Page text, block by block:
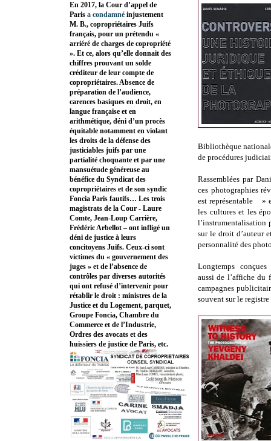
Bibliothèque
de procédures
Rassemblées par
ces photographies
est représentable »
les cultures et les
l’instrumentalisation
sur le droit d’auteur
personnalité des
Longtemps
aussi de l’affiche
campagnes
souvent sur le
En 2017, la Cour d’appel de
Paris a condamné injustement
M. B., copropriétaires Juifs
français, pour un prétendu «
arriéré de charges de copropriété
». Et ce, alors qu’elle donnait des
chiffres prouvant un solde
créditeur de leur compte de
copropriétaires. Absence de
préparation de l’audience,
carences basiques en droit, en
langue française et en
arithmétique, déni d’un procès
équitable notamment en violant
les droits de la défense des
justiciables juifs par une
partialité choquante et par une
mansuétude généreuse au
bénéfice du Syndicat des
copropriétaires et de son syndic
Foncia Paris fautifs… Les trois
magistrats de la Cour - Laure
Comte, Jean-Loup Carrière,
Frédéric Arbellot – ont infligé un
déni de justice à leurs
concitoyens Juifs. Ceux-ci sont
victimes du « gouvernement des
juges » et de l’absence de
contrôles par diverses autorités
qui ont refusé d’intervenir pour
rétablir le droit : ministres de la
Justice et du Logement, parquet,
Groupe Foncia, Chambre du
Commerce et de l’Industrie,
Ordres des avocats et des
huissiers de justice de Paris, etc.